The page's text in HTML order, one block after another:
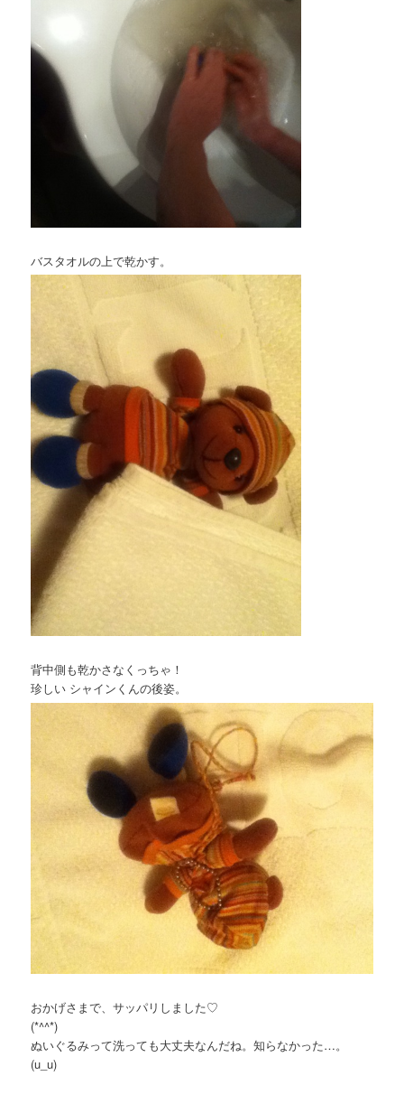
バスタオルの上で乾かす。
背中側も乾かさなくっちゃ！
珍しい シャインくんの後姿。
おかげさまで、サッパリしました♡
(*^^*)
ぬいぐるみって洗っても大丈夫なんだね。知らなかった…。
(u_u)